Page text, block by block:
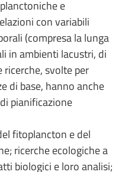
e
con variabili
(compresa la lunga
in ambienti lacustri, di
svolte per
di base, hanno anche
pianificazione
fitoplancton e del
ricerche ecologiche a
biologici e loro analisi;